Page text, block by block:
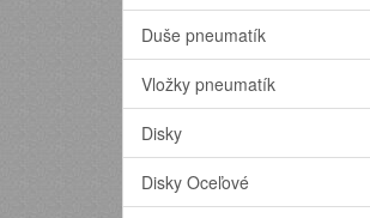
Duše pneumatík
Vložky pneumatík
Disky
Disky Oceľové